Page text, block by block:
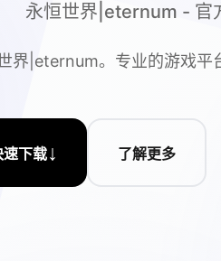
永恒世界|eternum - 官
界|eternum。专业的游戏平
速下载↓ 了解更多